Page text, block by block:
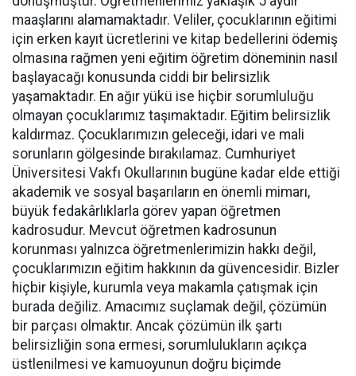
maaşlarını alamamaktadır. Veliler, çocuklarının eğitimi
için erken kayıt ücretlerini ve kitap bedellerini ödemiş
olmasına rağmen yeni eğitim öğretim döneminin nasıl
başlayacağı konusunda ciddi bir belirsizlik
yaşamaktadır. En ağır yükü ise hiçbir sorumluluğu
olmayan çocuklarımız taşımaktadır. Eğitim belirsizlik
kaldırmaz. Çocuklarımızın geleceği, idari ve mali
sorunların gölgesinde bırakılamaz. Cumhuriyet
Üniversitesi Vakfı Okullarının bugüne kadar elde ettiği
akademik ve sosyal başarıların en önemli mimarı,
büyük fedakârlıklarla görev yapan öğretmen
kadrosudur. Mevcut öğretmen kadrosunun
korunması yalnızca öğretmenlerimizin hakkı değil,
çocuklarımızın eğitim hakkının da güvencesidir. Bizler
hiçbir kişiyle, kurumla veya makamla çatışmak için
burada değiliz. Amacımız suçlamak değil, çözümün
bir parçası olmaktır. Ancak çözümün ilk şartı
belirsizliğin sona ermesi, sorumlulukların açıkça
üstlenilmesi ve kamuoyunun doğru biçimde